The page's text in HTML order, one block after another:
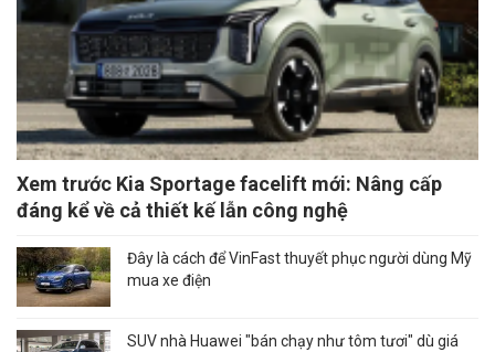
Xem trước Kia Sportage facelift mới: Nâng cấp
đáng kể về cả thiết kế lẫn công nghệ
Đây là cách để VinFast thuyết phục người dùng Mỹ
mua xe điện
SUV nhà Huawei "bán chạy như tôm tươi" dù giá